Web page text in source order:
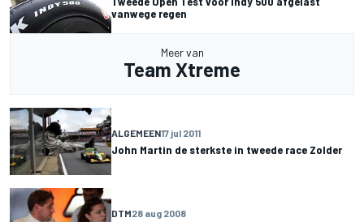
vanwege regen
Meer van
Team Xtreme
ALGEMEEN17 jul 2011
John Martin de sterkste in tweede race Zolder
DTM28 aug 2008